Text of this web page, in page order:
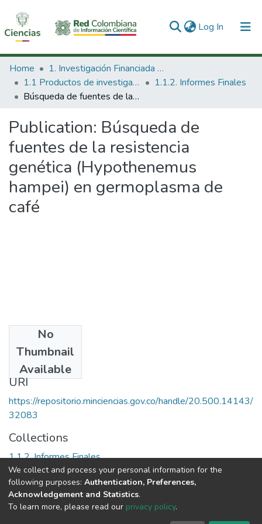
Log In (current)
Communities & Collections
All of DSpace
Home
1. Investigación Financiada con Recursos Públicos
1.1 Productos de investigación
1.1.2. Informes Finales
Búsqueda de fuentes de la resistencia genética (Hypothenemus hampei) en germoplasma de café
Publication: Búsqueda de
fuentes de la resistencia
genética (Hypothenemus
hampei) en germoplasma de
café
No
Thumbnail
Available
2000
URI
https://repositorio.minciencias.gov.co/handle/20.500.14143/
32083
Collections
1.1.2. Informes Finales
Full item page
DSpace software copyright © 2002-2026
We collect and process your personal information for the
following purposes: Authentication, Preferences,
Acknowledgement and Statistics.
To learn more, please read our privacy policy.